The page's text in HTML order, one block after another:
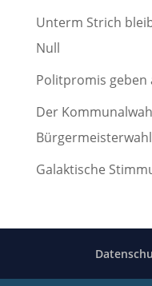
Unterm Strich
Null
Politpromis geben
Der
Galaktische